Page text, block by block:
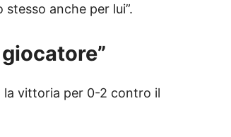
anche per lui”.
la vittoria per 0-2 contro il